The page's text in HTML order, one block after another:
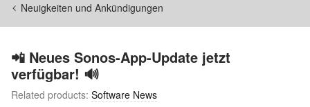
Neuigkeiten und Ankündigungen
📲 Neues Sonos-App-Update jetzt
verfügbar! 🔊
Related products: Software News